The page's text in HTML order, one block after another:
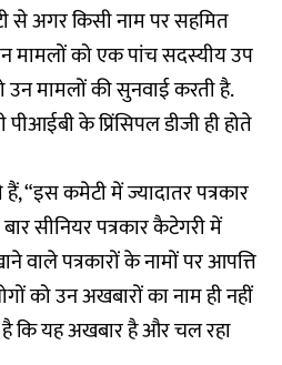
से अगर किसी नाम पर सहमित
मामलों को एक पांच सदस्यीय उप
उन मामलों की सुनवाई करती है.
के प्रिंसिपल डीजी ही होते
“इस कमेटी में ज्यादातर पत्रकार
सीनियर पत्रकार कैटेगरी में
वाले पत्रकारों के नामों पर आपत्ति
को उन अखबारों का नाम ही नहीं
कि यह अखबार है और चल रहा